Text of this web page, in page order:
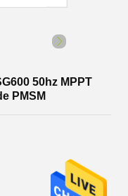
50hz MPPT
PMSM